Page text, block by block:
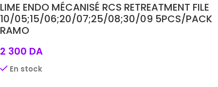
LIME ENDO MÉCANISÉ RCS RETREATMENT FILE
10/05;15/06;20/07;25/08;30/09 5PCS/PACK
RAMO
2 300 DA
En stock